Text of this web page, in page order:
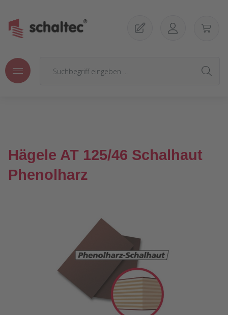
Hägele AT 125/46 Schalhaut
Phenolharz
Bildergalerie überspringen